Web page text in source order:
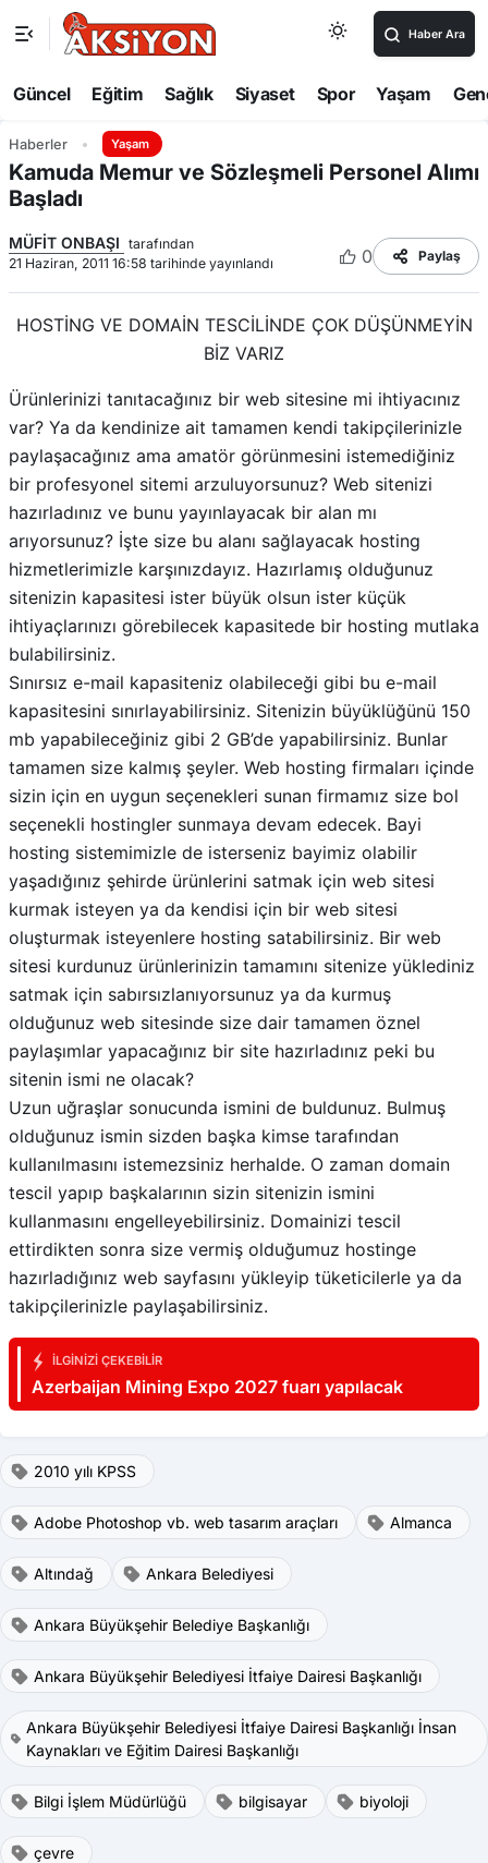
Haber Ara
Güncel Eğitim Sağlık Siyaset Spor Yaşam
Haberler Yaşam
Kamuda Memur ve Sözleşmeli Personel Alımı
Başladı
MÜFİT ONBAŞI tarafından
21 Haziran, 2011 16:58 tarihinde yayınlandı
0 Paylaş
HOSTİNG VE DOMAİN TESCİLİNDE ÇOK DÜŞÜNMEYİN
BİZ VARIZ
Ürünlerinizi tanıtacağınız bir web sitesine mi ihtiyacınız
var? Ya da kendinize ait tamamen kendi takipçilerinizle
paylaşacağınız ama amatör görünmesini istemediğiniz
bir profesyonel sitemi arzuluyorsunuz? Web sitenizi
hazırladınız ve bunu yayınlayacak bir alan mı
arıyorsunuz? İşte size bu alanı sağlayacak hosting
hizmetlerimizle karşınızdayız. Hazırlamış olduğunuz
sitenizin kapasitesi ister büyük olsun ister küçük
ihtiyaçlarınızı görebilecek kapasitede bir hosting mutlaka
bulabilirsiniz.
Sınırsız e-mail kapasiteniz olabileceği gibi bu e-mail
kapasitesini sınırlayabilirsiniz. Sitenizin büyüklüğünü 150
mb yapabileceğiniz gibi 2 GB’de yapabilirsiniz. Bunlar
tamamen size kalmış şeyler. Web hosting firmaları içinde
sizin için en uygun seçenekleri sunan firmamız size bol
seçenekli hostingler sunmaya devam edecek. Bayi
hosting sistemimizle de isterseniz bayimiz olabilir
yaşadığınız şehirde ürünlerini satmak için web sitesi
kurmak isteyen ya da kendisi için bir web sitesi
oluşturmak isteyenlere hosting satabilirsiniz. Bir web
sitesi kurdunuz ürünlerinizin tamamını sitenize yüklediniz
satmak için sabırsızlanıyorsunuz ya da kurmuş
olduğunuz web sitesinde size dair tamamen öznel
paylaşımlar yapacağınız bir site hazırladınız peki bu
sitenin ismi ne olacak?
Uzun uğraşlar sonucunda ismini de buldunuz. Bulmuş
olduğunuz ismin sizden başka kimse tarafından
kullanılmasını istemezsiniz herhalde. O zaman domain
tescil yapıp başkalarının sizin sitenizin ismini
kullanmasını engelleyebilirsiniz. Domainizi tescil
ettirdikten sonra size vermiş olduğumuz hostinge
hazırladığınız web sayfasını yükleyip tüketicilerle ya da
takipçilerinizle paylaşabilirsiniz.
İLGINIZI ÇEKEBILIR
Azerbaijan Mining Expo 2027 fuarı yapılacak
2010 yılı KPSS
Adobe Photoshop vb. web tasarım araçları Almanca
Altındağ Ankara Belediyesi
Ankara Büyükşehir Belediye Başkanlığı
Ankara Büyükşehir Belediyesi İtfaiye Dairesi Başkanlığı
Ankara Büyükşehir Belediyesi İtfaiye Dairesi Başkanlığı İnsan
Kaynakları ve Eğitim Dairesi Başkanlığı
Bilgi İşlem Müdürlüğü bilgisayar biyoloji
çevre